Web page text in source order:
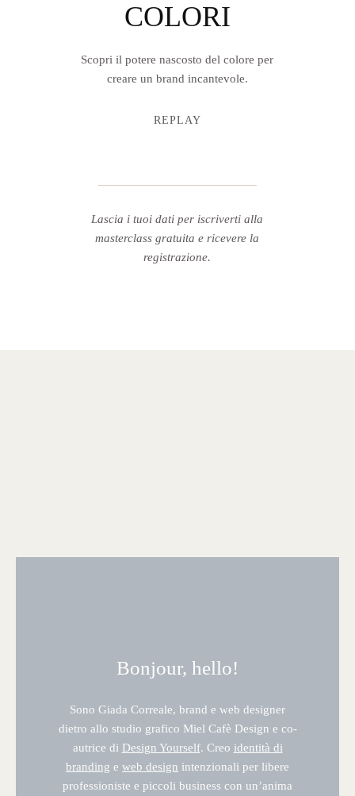
COLORI
Scopri il potere nascosto del colore per
creare un brand incantevole.
REPLAY
Lascia i tuoi dati per iscriverti alla
masterclass gratuita e ricevere la
registrazione.
Bonjour, hello!
Sono Giada Correale, brand e web designer
dietro allo studio grafico Miel Cafè Design e co-
autrice di Design Yourself. Creo identità di
branding e web design intenzionali per libere
professioniste e piccoli business con un’anima